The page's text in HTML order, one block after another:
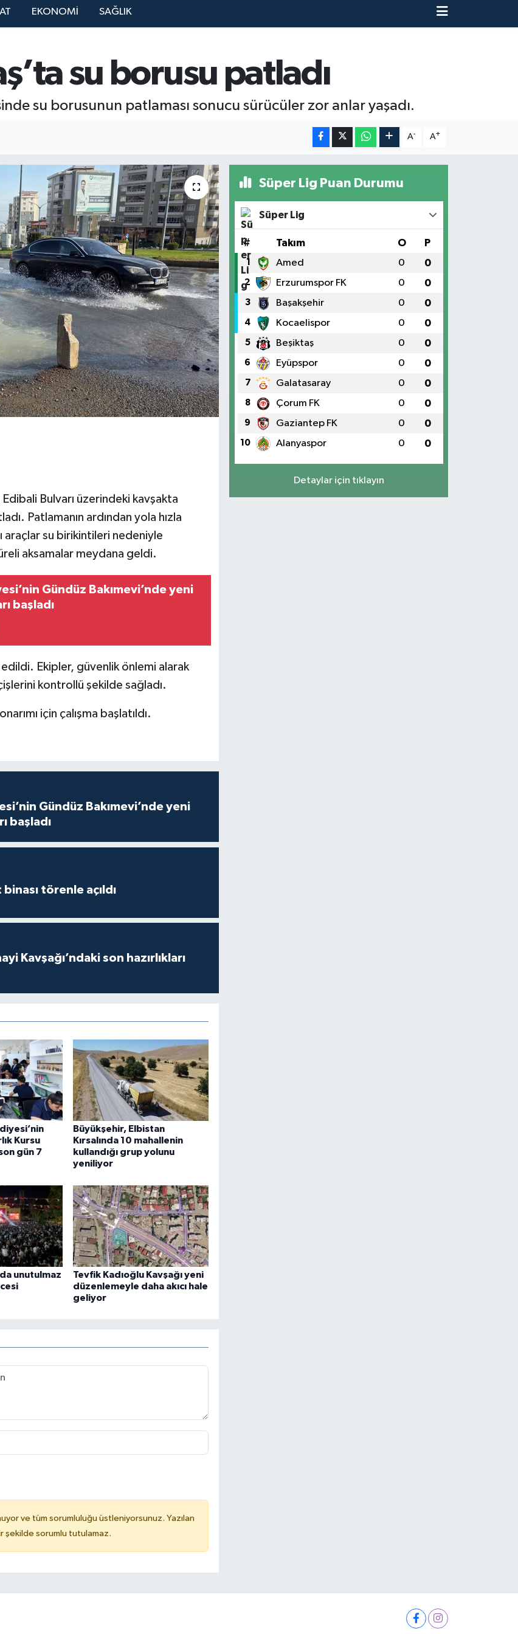
EKONOMİ SAĞLIK
su borusu patladı
su borusunun patlaması sonucu sürücüler zor anlar yaşadı.
A- A+
Bulvarı üzerindeki kavşakta
Patlamanın ardından yola hızla
araçlar su birikintileri nedeniyle
aksamalar meydana geldi.
Gündüz Bakımevi’nde yeni
başladı
Ekipler, güvenlik önlemi alarak
kontrollü şekilde sağladı.
için çalışma başlatıldı.
Gündüz Bakımevi’nde yeni
başladı
törenle açıldı
Kavşağı’ndaki son hazırlıkları
Kursu
gün 7
Büyükşehir, Elbistan
Kırsalında 10 mahallenin
kullandığı grup yolunu
yeniliyor
unutulmaz
Tevfik Kadıoğlu Kavşağı yeni
düzenlemeyle daha akıcı hale
geliyor
ve tüm sorumluluğu üstleniyorsunuz. Yazılan
şekilde sorumlu tutulamaz.
Süper Lig Puan Durumu
Süper Lig
# Takım O P
1 Amed 0 0
2 Erzurumspor FK 0 0
3 Başakşehir 0 0
4 Kocaelispor 0 0
5 Beşiktaş 0 0
6 Eyüpspor 0 0
7 Galatasaray 0 0
8 Çorum FK 0 0
9 Gaziantep FK 0 0
10 Alanyaspor 0 0
Detaylar için tıklayın